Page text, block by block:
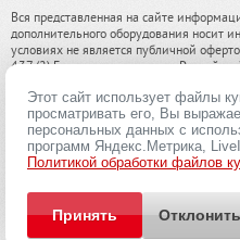
Вся представленная на сайте
дополнительного оборудования носит
условиях не является публичной
437 (2) Гражданского кодекса
информации, пожалуйста,
2013-2026. Все права охраняются
Политика конфиденциальности
Этот сайт использует файлы
просматривать его, Вы
персональных данных с
программ Яндекс.Метрика,
Политикой обработки файлов
Принять